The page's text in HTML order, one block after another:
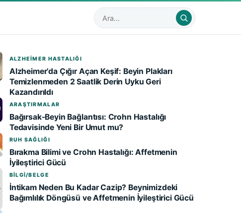
Sitede ara
ALZHEIMER HASTALIĞI
Alzheimer’da Çığır Açan Keşif: Beyin Plakları
Temizlenmeden 2 Saatlik Derin Uyku Geri
Kazandırıldı
ARAŞTIRMALAR
Bağırsak-Beyin Bağlantısı: Crohn Hastalığı
Tedavisinde Yeni Bir Umut mu?
RUH SAĞLIĞI
Bırakma Bilimi ve Crohn Hastalığı: Affetmenin
İyileştirici Gücü
BILGI/BELGE
İntikam Neden Bu Kadar Cazip? Beynimizdeki
Bağımlılık Döngüsü ve Affetmenin İyileştirici Gücü